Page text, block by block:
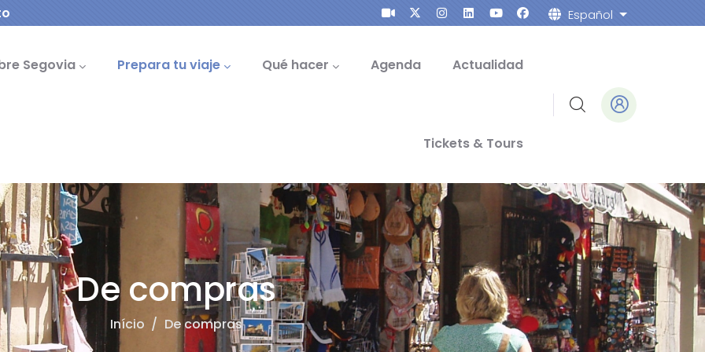
Español Lista de
Segovia Prepara tu viaje Qué hacer Agenda Actualidad
Tickets & Tours
De compras
Início / De compras